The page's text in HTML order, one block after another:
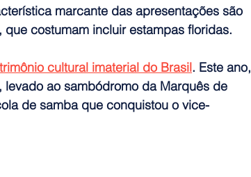
marcante das apresentações são
costumam incluir estampas floridas.
cultural imaterial do Brasil. Este ano,
, levado ao sambódromo da Marquês de
de samba que conquistou o vice-